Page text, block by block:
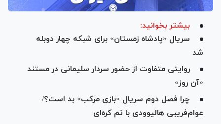
بیشتر بخوانید:
سریال «پادشاه زمستان» برای شبکه چهار دوبله
شد
روایتی متفاوت از حضور سردار سلیمانی در مستند
«آن روز»
چرا فصل دوم سریال «بازی مرکب» بد است؟/
عوام‌فریبی هالیوودی با تم کره‌ای